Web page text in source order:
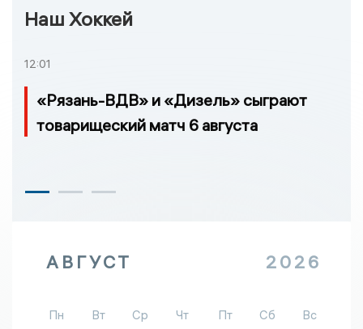
Наш Хоккей
12:01
«Рязань-ВДВ» и «Дизель» сыграют
товарищеский матч 6 августа
АВГУСТ 2026
Пн Вт Ср Чт Пт Сб
Вс